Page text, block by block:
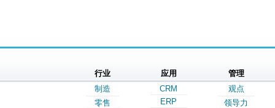
行业
制造
零售
应用
CRM
ERP
管理
观点
领导力